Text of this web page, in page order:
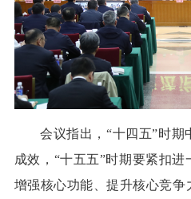
会议指出，“十四五”时期
成效，“十五五”时期要紧扣
增强核心功能、提升核心竞